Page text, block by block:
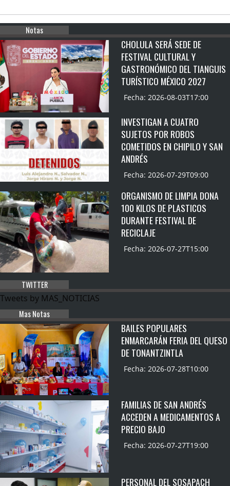
Notas
CHOLULA SERÁ SEDE DE
FESTIVAL CULTURAL Y
GASTRONÓMICO DEL TIANGUIS
TURÍSTICO MÉXICO 2027
Fecha: 2026-08-03T17:00
INVESTIGAN A CUATRO
SUJETOS POR ROBOS
COMETIDOS EN CHIPILO Y SAN
ANDRÉS
Fecha: 2026-07-29T09:00
ORGANISMO DE LIMPIA DONA
100 KILOS DE PLASTICOS
DURANTE FESTIVAL DE
RECICLAJE
Fecha: 2026-07-27T15:00
TWITTER
Tweets by MAS_NOTICIAS
Mas Notas
BAILES POPULARES
ENMARCARÁN FERIA DEL QUESO
DE TONANTZINTLA
Fecha: 2026-07-28T10:00
FAMILIAS DE SAN ANDRÉS
ACCEDEN A MEDICAMENTOS A
PRECIO BAJO
Fecha: 2026-07-27T19:00
PERSONAL DEL SOSAPACH